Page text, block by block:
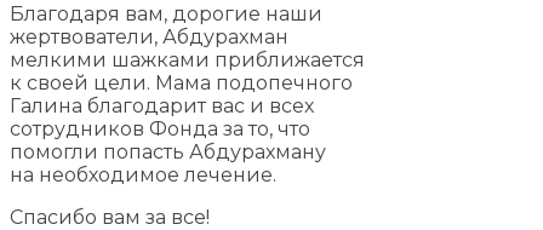
Благодаря вам, дорогие наши
жертвователи, Абдурахман
мелкими шажками приближается
к своей цели. Мама подопечного
Галина благодарит вас и всех
сотрудников Фонда за то, что
помогли попасть Абдурахману
на необходимое лечение.
Спасибо вам за все!